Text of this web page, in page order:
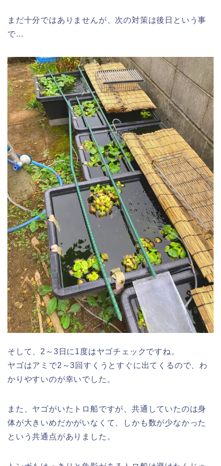
まだ十分ではありませんが、次の対策は後日という事
で…
そして、2～3日に1度はヤゴチェックですね。
ヤゴはアミで2～3回すくうとすぐに出てくるので、わ
かりやすいのが幸いでした。
また、ヤゴがいたトロ船ですが、共通していたのは身
体が大きいめだかがいなくて、しかも数が少なかった
という共通点がありました。